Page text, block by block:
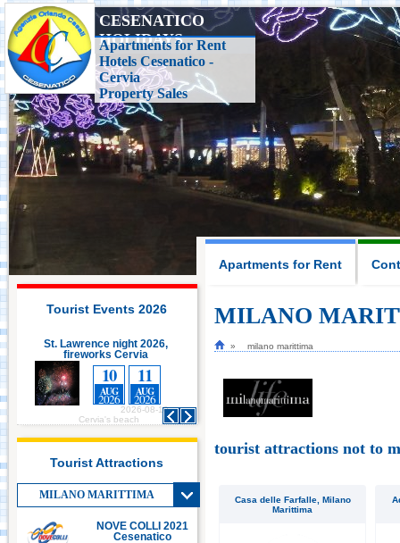
CESENATICO
HOLIDAYS
Apartments for Rent
Hotels Cesenatico -
Cervia
Property Sales
Apartments for Rent
Tourist Events 2026
St. Lawrence night 2026,
fireworks Cervia
10
AUG
2026
11
AUG
2026
2026-08-10
Cervia's beach
St. Lawrence night 2026,
fireworks Cervia
10
AUG
2026
Cervia's beach
Tourist Attractions
MILANO MARITTIMA
NOVE COLLI 2021
Cesenatico
Casa delle Farfalle,
Milano Marittima
Adriatic Golf Club
Cervia - Milano
Marittima
Mirabilandia Ravenna
Parco Oltremare -
Fiabilandia Rimini
Italia in Miniatura -
Rimini
Le Navi Acquarium -
Cattolica
MILANO
milano marittima
tourist attractions not to
Casa delle Farfalle, Milano
Marittima